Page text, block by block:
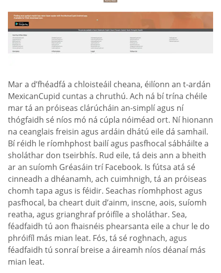
Mar a d’fhéadfá a chloisteáil cheana, éilíonn an t-ardán
MexicanCupid cuntas a chruthú. Ach ná bí trína chéile
mar tá an próiseas clárúcháin an-simplí agus ní
thógfaidh sé níos mó ná cúpla nóiméad ort. Ní hionann
na ceanglais freisin agus ardáin dhátú eile dá samhail.
Bí réidh le ríomhphost bailí agus pasfhocal sábháilte a
sholáthar don tseirbhís. Rud eile, tá deis ann a bheith
ar an suíomh Gréasáin trí Facebook. Is fútsa atá sé
cinneadh a dhéanamh, ach cuimhnigh, tá an próiseas
chomh tapa agus is féidir. Seachas ríomhphost agus
pasfhocal, ba cheart duit d’ainm, inscne, aois, suíomh
reatha, agus grianghraf próifíle a sholáthar. Sea,
féadfaidh tú aon fhaisnéis phearsanta eile a chur le do
phróifíl más mian leat. Fós, tá sé roghnach, agus
féadfaidh tú sonraí breise a áireamh níos déanaí más
mian leat.